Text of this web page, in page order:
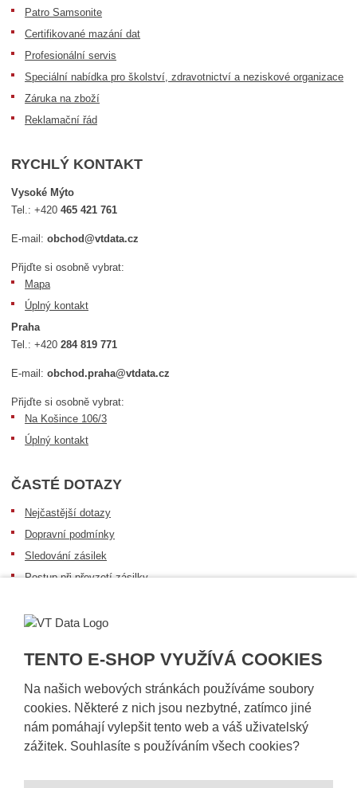
TENTO E-SHOP VYUŽÍVÁ COOKIES
Na našich webových stránkách používáme soubory
cookies. Některé z nich jsou nezbytné, zatímco jiné
nám pomáhají vylepšit tento web a váš uživatelský
zážitek. Souhlasíte s používáním všech cookies?
Patro Samsonite
Certifikované mazání dat
Profesionální servis
Speciální nabídka pro školství, zdravotnictví a neziskové organizace
Záruka na zboží
Reklamační řád
RYCHLÝ KONTAKT
Vysoké Mýto
Tel.:+420465 421 761
E-mail:obchod@vtdata.cz
Přijďte si osobně vybrat:
Mapa
Úplný kontakt
Praha
Tel.:+420284 819 771
E-mail:obchod.praha@vtdata.cz
Přijďte si osobně vybrat:
Na Košince 106/3
Úplný kontakt
ČASTÉ DOTAZY
Nejčastější dotazy
Dopravní podmínky
Sledování zásilek
Postup při převzetí zásilky
Obecné informace